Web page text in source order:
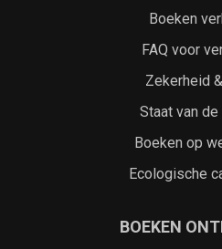
Boeken
FAQ voor
Zekerheid
Staat van
Boeken op
Ecologische
BOEKEN